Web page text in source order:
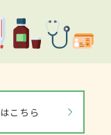
こちら